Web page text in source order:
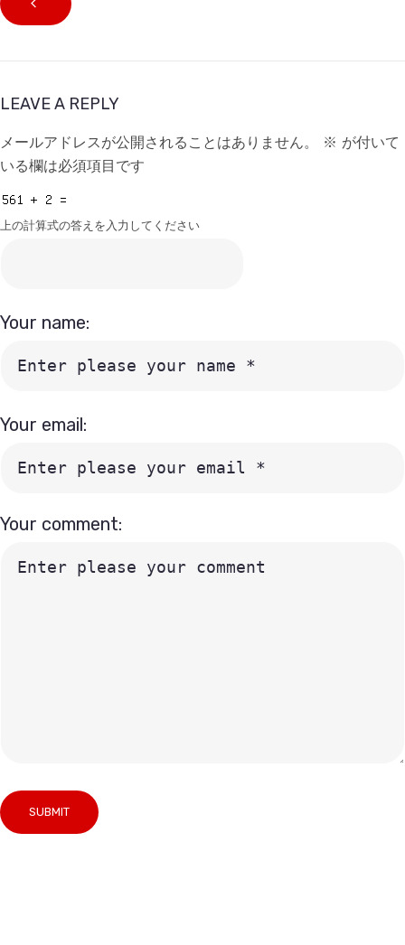
LEAVE A REPLY
メールアドレスが公開されることはありません。 ※ が付いて
いる欄は必須項目です
Your comment:
上の計算式の答えを入力してください
Your name:
Your email: